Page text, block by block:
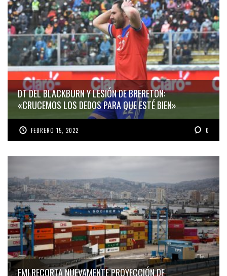
DT DEL BLACKBURN Y LESIÓN DE BRERETON:
«CRUCEMOS LOS DEDOS PARA QUE ESTÉ BIEN»
FEBRERO 15, 2022 0
FMI RECORTA NUEVAMENTE PROYECCIÓN DE